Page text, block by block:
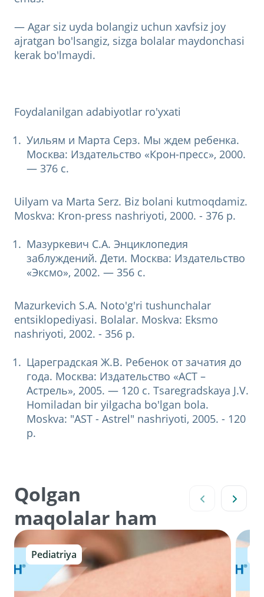
— Agar siz uyda bolangiz uchun xavfsiz joy
ajratgan bo'lsangiz, sizga bolalar maydonchasi
kerak bo'lmaydi.
Foydalanilgan adabiyotlar ro'yxati
Уильям и Марта Серз. Мы ждем ребенка.
Москва: Издательство «Крон-пресс», 2000.
— 376 с.
Uilyam va Marta Serz. Biz bolani kutmoqdamiz.
Moskva: Kron-press nashriyoti, 2000. - 376 p.
Мазуркевич С.А. Энциклопедия
заблуждений. Дети. Москва: Издательство
«Эксмо», 2002. — 356 с.
Mazurkevich S.A. Noto'g'ri tushunchalar
entsiklopediyasi. Bolalar. Moskva: Eksmo
nashriyoti, 2002. - 356 p.
Цареградская Ж.В. Ребенок от зачатия до
года. Москва: Издательство «АСТ –
Астрель», 2005. — 120 с. Tsaregradskaya J.V.
Homiladan bir yilgacha bo'lgan bola.
Moskva: "AST - Astrel" nashriyoti, 2005. - 120
p.
Qolgan
maqolalar ham
Pediatriya